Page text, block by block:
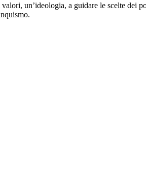
un’ideologia, a guidare le scelte